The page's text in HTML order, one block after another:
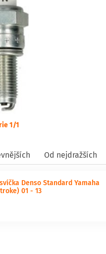
1/1
Od nejdražších
Denso Standard Yamaha
01 - 13